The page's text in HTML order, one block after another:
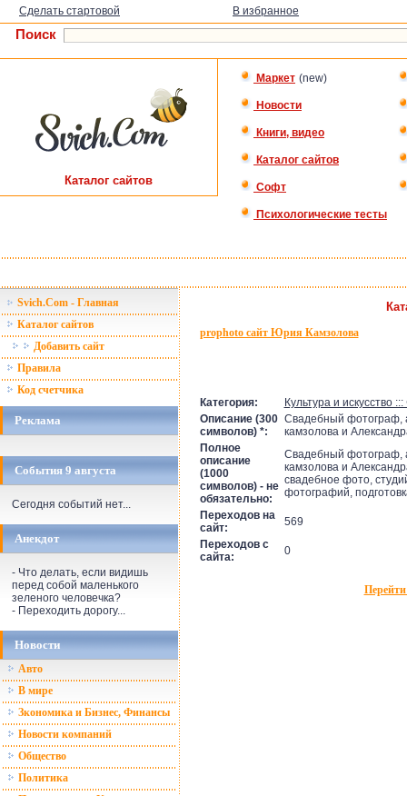
Сделать стартовой В избранное
Поиск
Каталог сайтов
Маркет (new)
Новости
Книги, видео
Каталог сайтов
Софт
Психологические тесты
Svich.Com - Главная
Каталог сайтов
Добавить сайт
Правила
Код счетчика
Реклама
События 9 августа
Сегодня событий нет...
Анекдот
- Что делать, если видишь
перед собой маленького
зеленого человечка?
- Переходить дорогу...
Новости
Авто
В мире
Зкономика и Бизнес, Финансы
Новости компаний
Общество
Политика
prophoto сайт Юрия Камзолова
Категория:
Культура и искусство
Описание (300
символов) *:
Свадебный фотограф,
камзолова и
Полное
описание
(1000
символов) - не
обязательно:
Свадебный фотограф,
камзолова и
свадебное фото,
фотографий,
Переходов на
сайт:
569
Переходов с
сайта:
0